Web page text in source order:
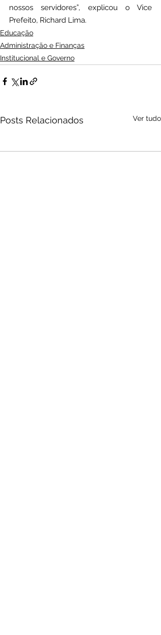
nossos servidores”, explicou o Vice
Prefeito, Richard Lima.
Educação
Administração e Finanças
Institucional e Governo
Posts Relacionados Ver tudo